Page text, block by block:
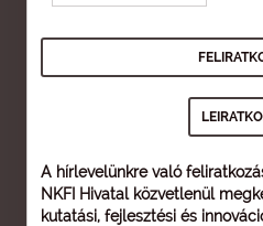
A hírlevelünkre való
NKFI Hivatal közvetlenül
kutatási, fejlesztési és